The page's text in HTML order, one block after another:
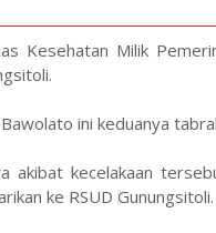
Kesehatan Milik
ini keduanya
akibat kecelakaan
ke RSUD